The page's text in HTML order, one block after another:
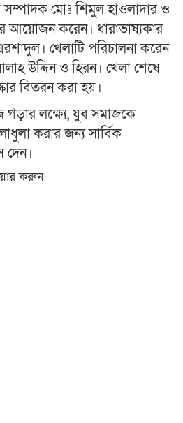
সম্পাদক মোঃ শিমুল হাওলাদার ও
আয়োজন করেন। ধারাভাষ্যকার
খেলাটি পরিচালনা করেন
উদ্দিন ও হিরন। খেলা শেষে
বিতরন করা হয়।
গড়ার লক্ষ্যে, যুব সমাজকে
করার জন্য সার্বিক
দেন।
করুন